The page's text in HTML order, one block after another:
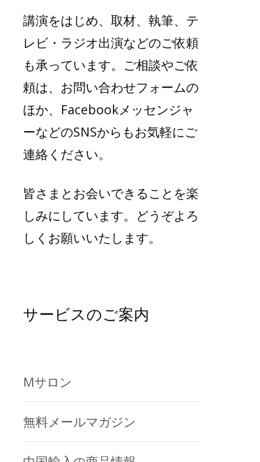
講演をはじめ、取材、執筆、テ
レビ・ラジオ出演などのご依頼
も承っています。ご相談やご依
頼は、お問い合わせフォームの
ほか、Facebookメッセンジャ
ーなどのSNSからもお気軽にご
連絡ください。
皆さまとお会いできることを楽
しみにしています。どうぞよろ
しくお願いいたします。
サービスのご案内
Mサロン
無料メールマガジン